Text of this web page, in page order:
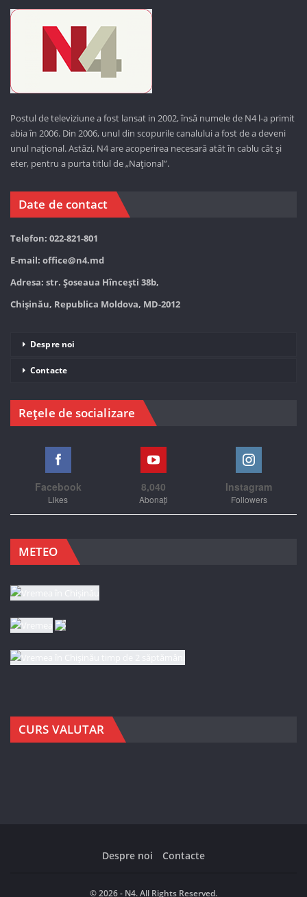
Postul de televiziune a fost lansat in 2002, însă numele de N4 l-a primit
abia în 2006. Din 2006, unul din scopurile canalului a fost de a deveni
unul național. Astăzi, N4 are acoperirea necesară atât în cablu cât și
eter, pentru a purta titlul de „Național”.
Date de contact
Telefon: 022-821-801
E-mail: office@n4.md
Adresa: str. Șoseaua Hînceşti 38b,
Chișinău, Republica Moldova, MD-2012
Despre noi
Contacte
Rețele de socializare
Facebook
Likes
8,040
Abonați
Instagram
Followers
METEO
CURS VALUTAR
Despre noi Contacte
© 2026 - N4. All Rights Reserved.